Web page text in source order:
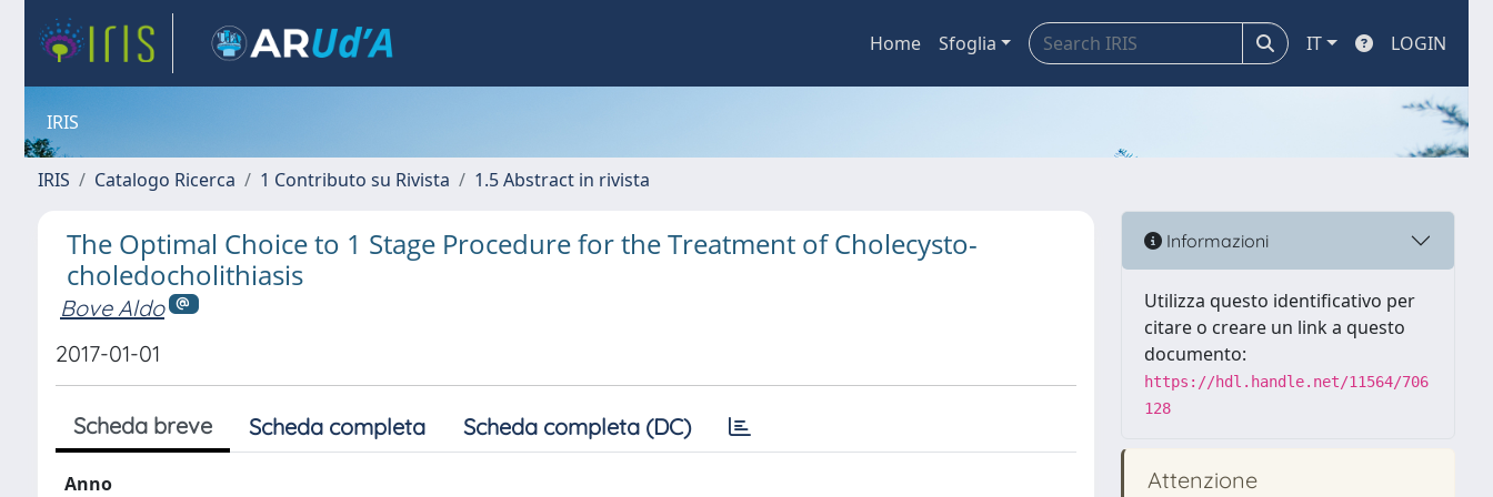
Home Sfoglia IT LOGIN
IRIS
IRIS Catalogo Ricerca 1 Contributo su Rivista 1.5 Abstract in rivista
The Optimal Choice to 1 Stage Procedure for the Treatment of Cholecysto-
choledocholithiasis
Bove Aldo
2017-01-01
Scheda breve Scheda completa Scheda completa (DC)
Anno
Informazioni
Utilizza questo identificativo per
citare o creare un link a questo
documento:
https://hdl.handle.net/11564/706
128
Attenzione